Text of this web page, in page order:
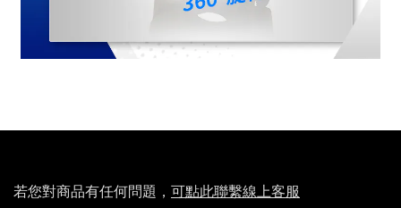
若您對商品有任何問題， 可點此聯繫線上客服